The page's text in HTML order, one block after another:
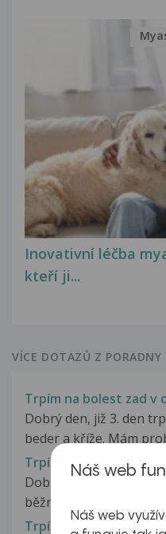
Inovativní léčba
kteří ji...
VÍCE DOTAZŮ Z PORADNY
Trpím na bolest zad v
Dobrý den, již 3. den
beder a kříže. Mám
Trpím na bolesti hlavy
Dobrý den, trpím na
běžném životě mi
Trpím na bolestivou
Náš web
Náš web